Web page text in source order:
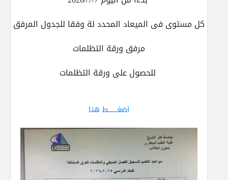
كل مستوى فى الميعاد المحدد لة وفقا للجدول المرفق
مرفق ورقة التظلمات
اضغـــــــــط هنـا